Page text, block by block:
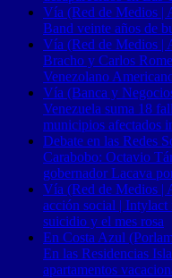
Vía (Red de Medios |
Band veinte años de
Vía (Red de Medios |
Bracho y Carlos
Venezolano
Vía (Banca y
Venezuela suma 18
municipios afectados
Debate en las Redes
Carabobo: Octavio
gobernador Lacava
Vía (Red de Medios |
acción social | Intylact
suicidio y el mes rosa
En Costa Azul
En las Residencias
apartamentos